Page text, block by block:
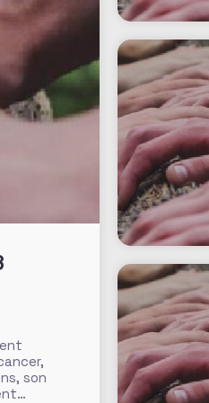
son